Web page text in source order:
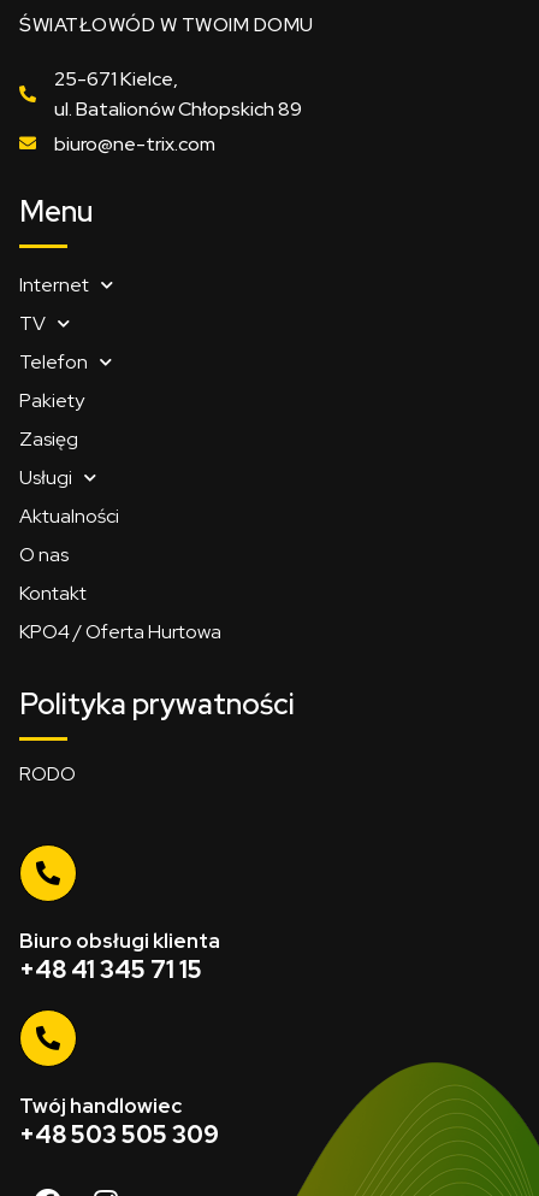
ŚWIATŁOWÓD W TWOIM DOMU
25-671 Kielce,
ul. Batalionów Chłopskich 89
biuro@ne-trix.com
Menu
Internet
TV
Telefon
Pakiety
Zasięg
Usługi
Aktualności
O nas
Kontakt
KPO4 / Oferta Hurtowa
Polityka prywatności
RODO
Biuro obsługi klienta
+48 41 345 71 15
Twój handlowiec
+48 503 505 309